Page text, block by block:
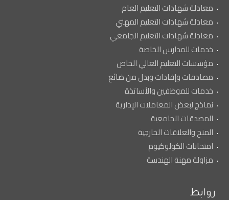
معادلة شهادات التعليم العام
معادلة شهادات التعليم المهني
معادلة شهادات التعليم الجامعي
خدمات للمدارس الخاصة
مؤسسات التعليم العالي الخاص
مصادقات وإفادات وبدل من ضائع
خدمات للموظفين والأساتذة
نماذج لبعض المعاملات الإدارية
المصدقات الجامعية
المنح والعلاقات الخارجية
امتحانات الكولوكيوم
مزاولة مهنة الهندسة
روابط